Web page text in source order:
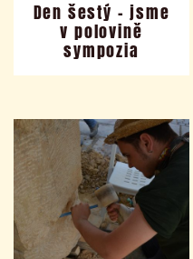
Den šestý – jsme
v polovině
sympozia